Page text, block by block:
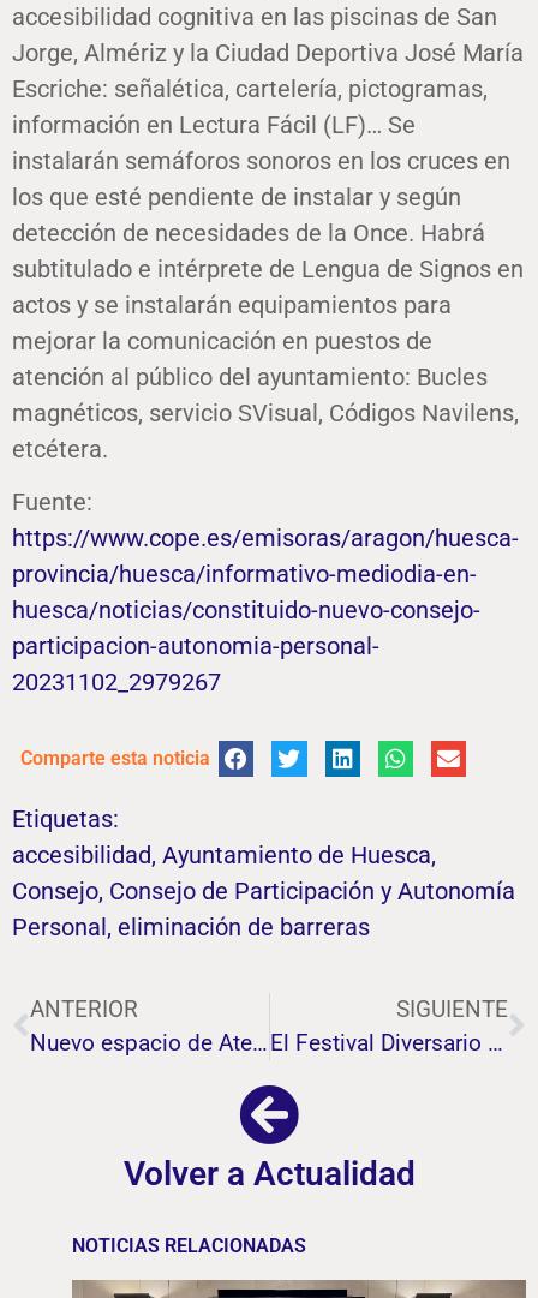
accesibilidad cognitiva en las piscinas de San
Jorge, Almériz y la Ciudad Deportiva José María
Escriche: señalética, cartelería, pictogramas,
información en Lectura Fácil (LF)… Se
instalarán semáforos sonoros en los cruces en
los que esté pendiente de instalar y según
detección de necesidades de la Once. Habrá
subtitulado e intérprete de Lengua de Signos en
actos y se instalarán equipamientos para
mejorar la comunicación en puestos de
atención al público del ayuntamiento: Bucles
magnéticos, servicio SVisual, Códigos Navilens,
etcétera.
Fuente:
https://www.cope.es/emisoras/aragon/huesca-
provincia/huesca/informativo-mediodia-en-
huesca/noticias/constituido-nuevo-consejo-
participacion-autonomia-personal-
20231102_2979267
Comparte esta noticia
Etiquetas:
accesibilidad, Ayuntamiento de Huesca,
Consejo, Consejo de Participación y Autonomía
Personal , eliminación de barreras
ANTERIOR
Nuevo espacio de Atención Temprana en Sariñena
SIGUIENTE
El Festival Diversario calienta motores con la inauguración de la exposición “Miscelánea”
Volver a Actualidad
NOTICIAS RELACIONADAS